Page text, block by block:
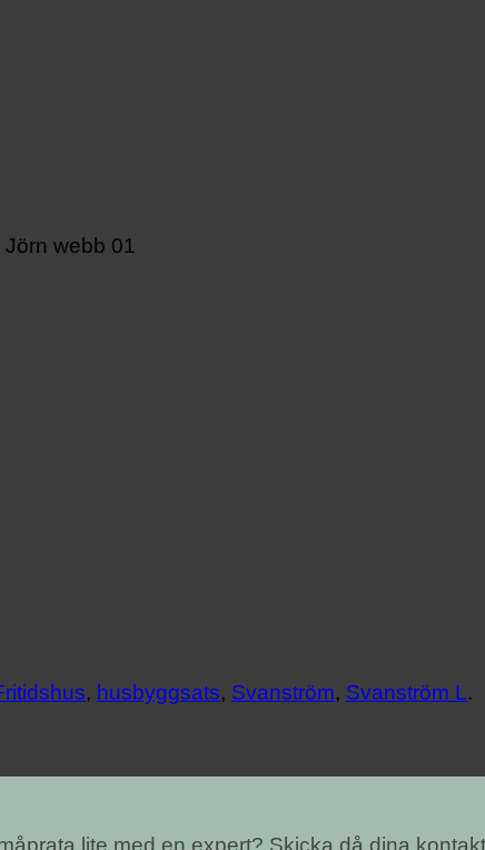
, husbyggsats, Svanström, Svanström L.